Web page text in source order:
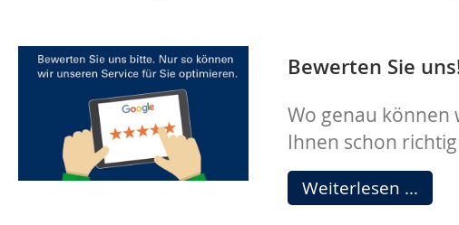
Bewerten Sie
Wo genau können
Ihnen schon
Weiterlesen …
Sie